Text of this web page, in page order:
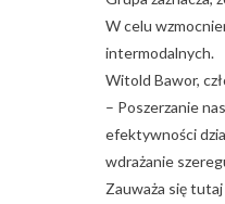
W celu
intermodalnych.
Witold Bawor,
– Poszerzanie
efektywności
wdrażanie
Zauważa się